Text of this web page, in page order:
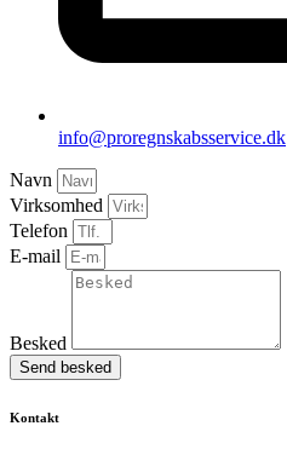
info@proregnskabsservice.dk
Navn
Virksomhed
Telefon
E-mail
Besked
Send besked
Kontakt